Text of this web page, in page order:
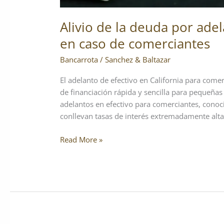
Alivio de la deuda por
en caso de comerciantes
Bancarrota /Sanchez & Baltazar
El adelanto de efectivo en California para
de financiación rápida y sencilla para
adelantos en efectivo para comerciantes,
conllevan tasas de interés extremadamente
Read More »